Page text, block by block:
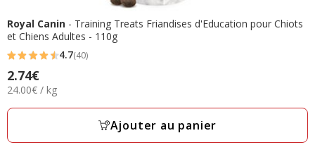
Royal Canin - Training Treats Friandises d'Education pour Chiots
et Chiens Adultes - 110g
4.7
étoiles
avec
40
4.7(40)
Prix
2.74€
2.74€
24.00€
Kg
24.00€ / kg
Ajouter au panier